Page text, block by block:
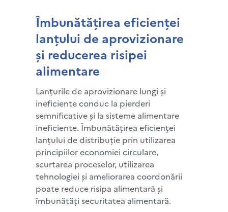
Îmbunătățirea eficienței
lanțului de aprovizionare
și reducerea risipei
alimentare
Lanțurile de aprovizionare lungi și
ineficiente conduc la pierderi
semnificative și la sisteme alimentare
ineficiente. Îmbunătățirea eficienței
lanțului de distribuție prin utilizarea
principiilor economiei circulare,
scurtarea proceselor, utilizarea
tehnologiei și ameliorarea coordonării
poate reduce risipa alimentară și
îmbunătăți securitatea alimentară.